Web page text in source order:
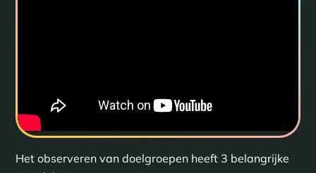
Het observeren van doelgroepen heeft 3 belangrijke